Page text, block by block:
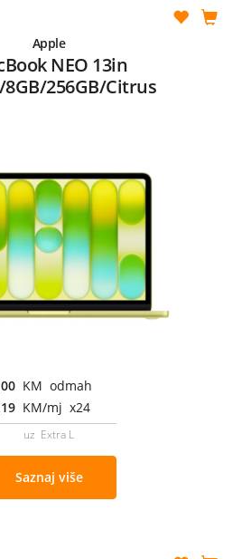
Apple
NEO 13in
8GB/256GB/Citrus
KM odmah
KM/mj x24
uz Extra L
Saznaj više